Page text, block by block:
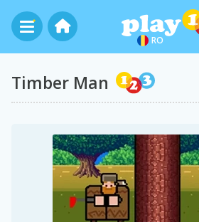
RO
Timber Man